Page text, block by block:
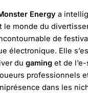
Energy a
le monde du
de
électronique. Elle
du gaming et de
professionnels
dans les